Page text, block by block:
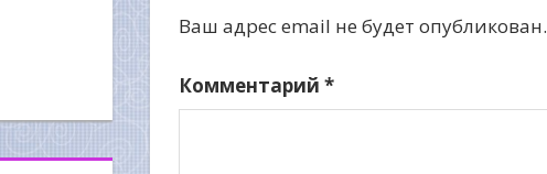
Ваш адрес email не будет опубликован.
Комментарий *